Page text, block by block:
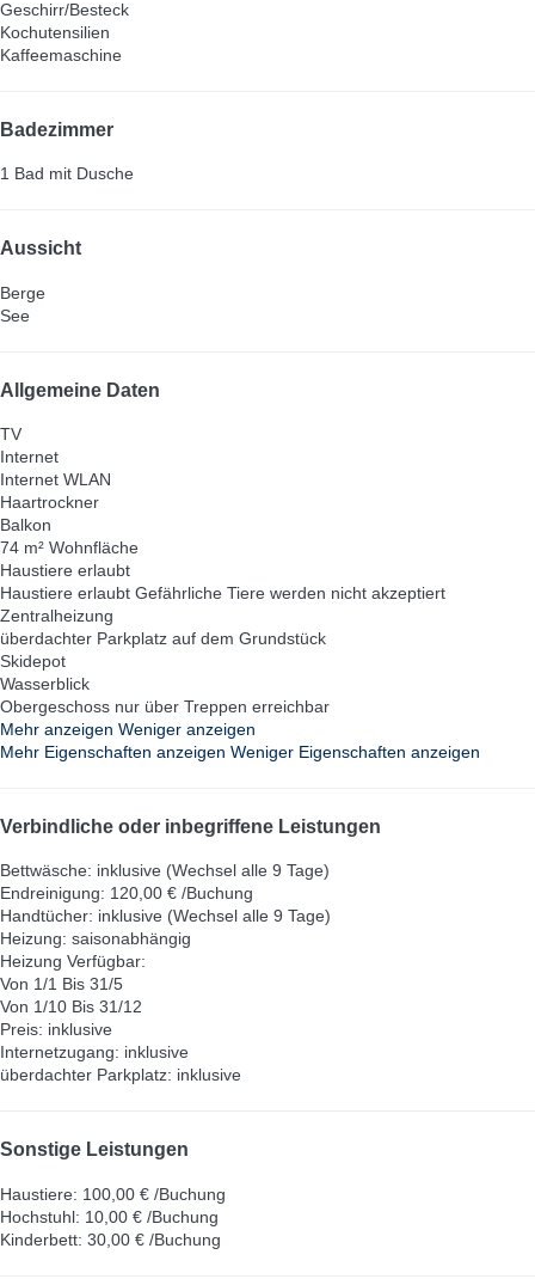
Geschirr/Besteck
Kochutensilien
Kaffeemaschine
Badezimmer
1 Bad mit Dusche
Aussicht
Berge
See
Allgemeine Daten
TV
Internet
Internet WLAN
Haartrockner
Balkon
74 m² Wohnfläche
Haustiere erlaubt
Haustiere erlaubt Gefährliche Tiere werden nicht akzeptiert
Zentralheizung
überdachter Parkplatz auf dem Grundstück
Skidepot
Wasserblick
Obergeschoss nur über Treppen erreichbar
Mehr anzeigen Weniger anzeigen
Mehr Eigenschaften anzeigen Weniger Eigenschaften anzeigen
Verbindliche oder inbegriffene Leistungen
Bettwäsche: inklusive (Wechsel alle 9 Tage)
Endreinigung: 120,00 € /Buchung
Handtücher: inklusive (Wechsel alle 9 Tage)
Heizung: saisonabhängig
Heizung Verfügbar:
Von 1/1 Bis 31/5
Von 1/10 Bis 31/12
Preis: inklusive
Internetzugang: inklusive
überdachter Parkplatz: inklusive
Sonstige Leistungen
Haustiere: 100,00 € /Buchung
Hochstuhl: 10,00 € /Buchung
Kinderbett: 30,00 € /Buchung